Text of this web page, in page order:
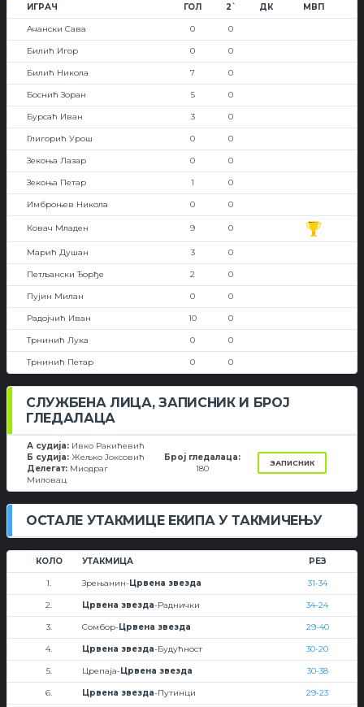
ИГРАЧ ГОЛ 2` ДК МВП
Ачански Сава 0 0
Билић Игор 0 0
Билић Никола 7 0
Боснић Зоран 5 0
Бурсаћ Иван 3 0
Глигорић Урош 0 0
Зекоња Лазар 0 0
Зекоња Петар 1 0
Имброњев Никола 0 0
Ковач Младен 9 0
Марић Душан 3 0
Петљански Ђорђе 2 0
Пујин Милан 0 0
Радојчић Иван 10 0
Трнинић Лука 0 0
Трнинић Петар 0 0
СЛУЖБЕНА ЛИЦА, ЗАПИСНИК И БРОЈ
ГЛЕДАЛАЦА
А судија: Ивко Ракићевић
Б судија: Жељко Јоксовић
Делегат: Миодраг
Миловац
Број гледалаца:
180
ЗАПИСНИК
ОСТАЛЕ УТАКМИЦЕ ЕКИПА У ТАКМИЧЕЊУ
КОЛО УТАКМИЦА РЕЗ
1. Зрењанин-Црвена звезда 31-34
2. Црвена звезда-Раднички 34-24
3. Сомбор-Црвена звезда 29-40
4. Црвена звезда-Будућност 30-20
5. Црепаја-Црвена звезда 30-38
6. Црвена звезда-Путинци 29-23